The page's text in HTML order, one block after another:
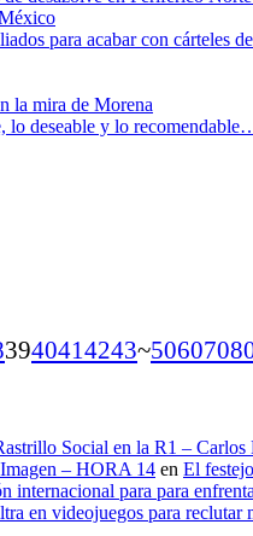
para acabar con cárteles
la mira de Morena
lo deseable y lo
3940414243~506070
Social en la R1 –
– HORA 14 en El
internacional para para
en videojuegos para reclutar